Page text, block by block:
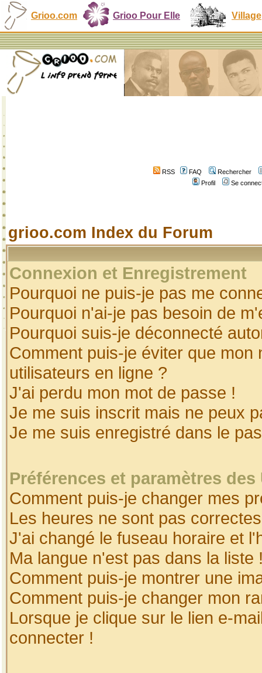
Grioo.com Grioo Pour Elle Village
RSS FAQ
Rechercher
Profil
Se
grioo.com Index du Forum
Connexion et Enregistrement
Pourquoi ne puis-je pas me
Pourquoi n'ai-je pas besoin de
Pourquoi suis-je déconnecté
Comment puis-je éviter que
utilisateurs en ligne ?
J'ai perdu mon mot de passe !
Je me suis inscrit mais ne peux
Je me suis enregistré dans le
Préférences et paramètres
Comment puis-je changer mes
Les heures ne sont pas
J'ai changé le fuseau horaire et
Ma langue n'est pas dans la liste
Comment puis-je montrer une
Comment puis-je changer mon
Lorsque je clique sur le lien e-
connecter !